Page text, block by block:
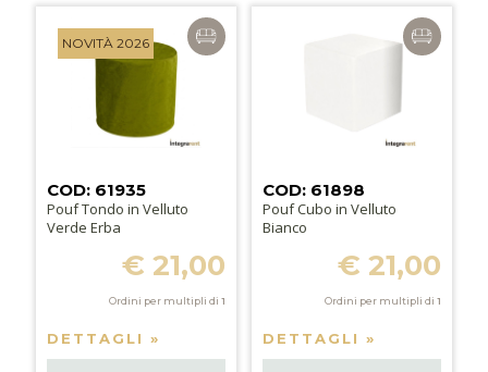
NOVITÀ 2026
COD: 61935
Pouf Tondo in Velluto
Verde Erba
€ 21,00
Ordini per multipli di 1
DETTAGLI »
COD: 61898
Pouf Cubo in Velluto
Bianco
€ 21,00
Ordini per multipli di 1
DETTAGLI »